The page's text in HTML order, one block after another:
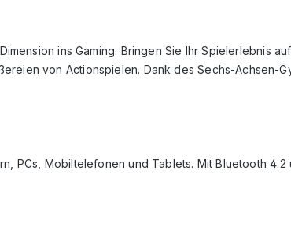
ins Gaming. Bringen Sie Ihr Spielerlebnis
von Actionspielen. Dank des Sechs-Achsen-
PCs, Mobiltelefonen und Tablets. Mit Bluetooth